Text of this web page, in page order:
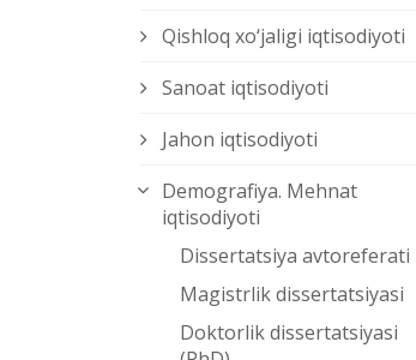
Qishloq xо‘jaligi iqtisodiyoti
Sanoat iqtisodiyoti
Jahon iqtisodiyoti
Demografiya. Mehnat
iqtisodiyoti
Dissertatsiya avtoreferati
Magistrlik dissertatsiyasi
Doktorlik dissertatsiyasi